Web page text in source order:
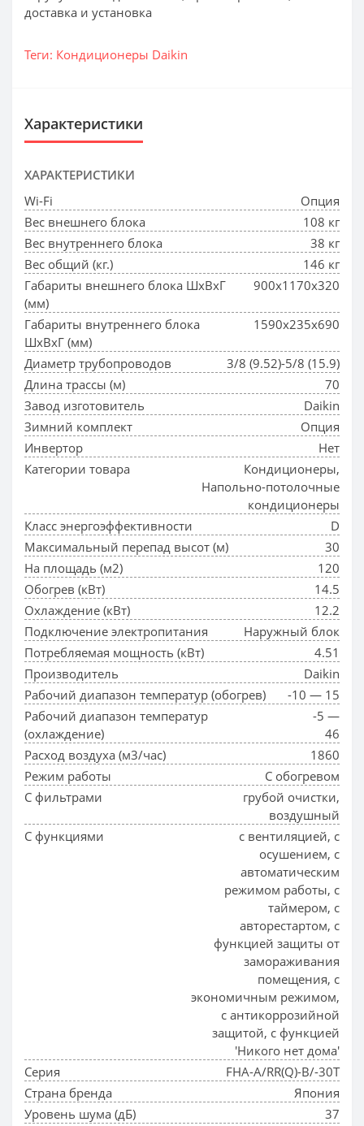
доставка и установка
Теги: Кондиционеры Daikin
Характеристики
ХАРАКТЕРИСТИКИ
Wi-Fi
Опция
Вес внешнего блока
108 кг
Вес внутреннего блока
38 кг
Вес общий (кг.)
146 кг
Габариты внешнего блока ШхВхГ
(мм)
900x1170x320
Габариты внутреннего блока
ШхВхГ (мм)
1590x235x690
Диаметр трубопроводов
3/8 (9.52)-5/8 (15.9)
Длина трассы (м)
70
Завод изготовитель
Daikin
Зимний комплект
Опция
Инвертор
Нет
Категории товара
Кондиционеры,
Напольно-потолочные
кондиционеры
Класс энергоэффективности
D
Максимальный перепад высот (м)
30
На площадь (м2)
120
Обогрев (кВт)
14.5
Охлаждение (кВт)
12.2
Подключение электропитания
Наружный блок
Потребляемая мощность (кВт)
4.51
Производитель
Daikin
Рабочий диапазон температур (обогрев)
-10 — 15
Рабочий диапазон температур
(охлаждение)
-5 —
46
Расход воздуха (м3/час)
1860
Режим работы
С обогревом
С фильтрами
грубой очистки,
воздушный
С функциями
с вентиляцией, с
осушением, с
автоматическим
режимом работы, с
таймером, с
авторестартом, с
функцией защиты от
замораживания
помещения, с
экономичным режимом,
с антикоррозийной
защитой, с функцией
'Никого нет дома'
Серия
FHA-A/RR(Q)-B/-30T
Страна бренда
Япония
Уровень шума (дБ)
37